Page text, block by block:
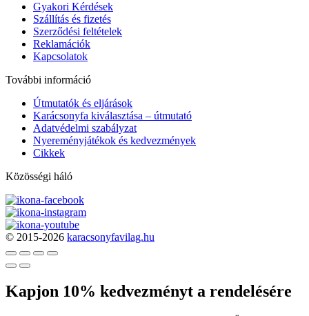
Gyakori Kérdések
Szállítás és fizetés
Szerződési feltételek
Reklamációk
Kapcsolatok
További információ
Útmutatók és eljárások
Karácsonyfa kiválasztása – útmutató
Adatvédelmi szabályzat
Nyereményjátékok és kedvezmények
Cikkek
Közösségi háló
© 2015-2026 karacsonyfavilag.hu
Kapjon 10% kedvezményt a rendelésére